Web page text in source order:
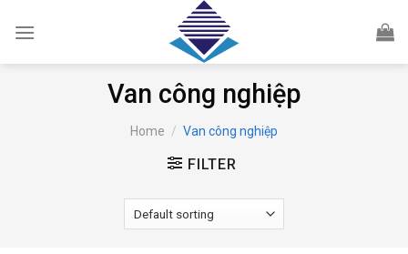
Van công nghiệp
Home / Van công nghiệp
FILTER